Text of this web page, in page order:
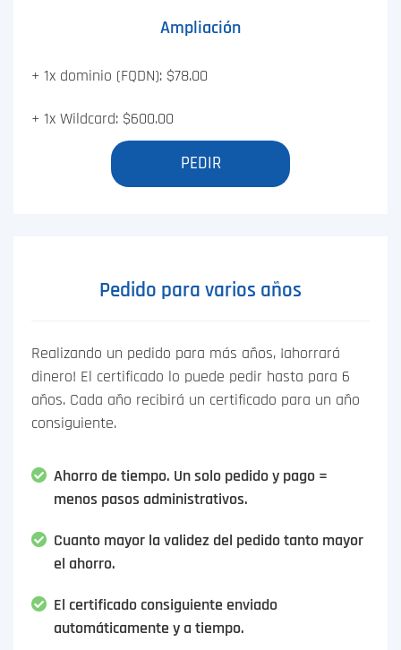
Ampliación
+ 1x dominio (FQDN): $78.00
+ 1x Wildcard: $600.00
PEDIR
Pedido para varios años
Realizando un pedido para más años, ¡ahorrará
dinero! El certificado lo puede pedir hasta para 6
años. Cada año recibirá un certificado para un año
consiguiente.
Ahorro de tiempo. Un solo pedido y pago =
menos pasos administrativos.
Cuanto mayor la validez del pedido tanto mayor
el ahorro.
El certificado consiguiente enviado
automáticamente y a tiempo.